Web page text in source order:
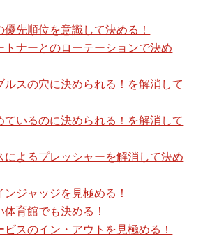
先順位を意識して決める！
ナーとのローテーションで決め
スの穴に決められる！を解消して
いるのに決められる！を解消して
よるプレッシャーを解消して決め
ジャッジを見極める！
育館でも決める！
スのイン・アウトを見極める！